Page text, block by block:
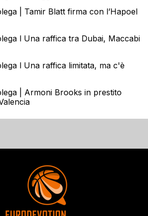
| Tamir Blatt firma con l’Hapoel
l Una raffica tra Dubai, Maccabi
l Una raffica limitata, ma c'è
| Armoni Brooks in prestito